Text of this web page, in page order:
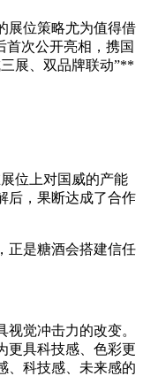
展位策略尤为值得借
首次公开亮相，携国
展、双品牌联动”**
位上对国威的产能
后，果断达成了合作
正是糖酒会搭建信任
觉冲击力的改变。
更具科技感、色彩更
、科技感、未来感的